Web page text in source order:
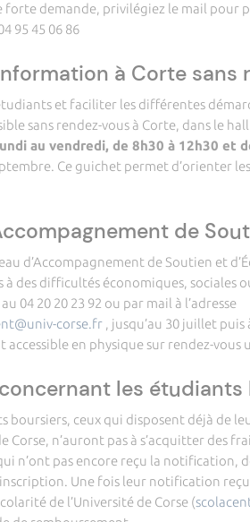
demande, privilégiez le mail pour
95 45 06 86
à Corte sans
et faciliter les différentes
sans rendez-vous à Corte, dans le
au vendredi, de 8h30 à 12h30 et
Ce guichet permet d’orienter
de
d’Accompagnement de Soutien et
des difficultés économiques, sociales
04 20 20 23 92 ou par mail à l’adresse
corse.fr, jusqu’au 30 juillet
accessible en physique sur rendez-vous
les étudiants
boursiers, ceux qui disposent déjà de
Corse, n’auront pas à s’acquitter des
n’ont pas encore reçu la notification,
Une fois leur notification
de l’Université de Corse (